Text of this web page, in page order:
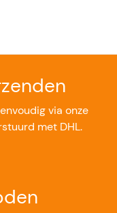
via onze
met DHL.